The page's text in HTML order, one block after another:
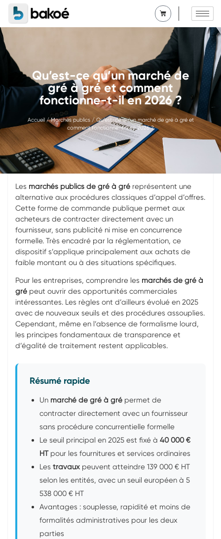
Qu’est-ce qu’un marché de
gré à gré et comment
fonctionne-t-il en 2026 ?
Accueil/Marchés publics/ Qu’est-ce qu’un marché de gré à gré et
comment fonctionne-t-il en 2026 ?
Les marchés publics de gré à gré représentent une
alternative aux procédures classiques d’appel d’offres.
Cette forme de commande publique permet aux
acheteurs de contracter directement avec un
fournisseur, sans publicité ni mise en concurrence
formelle. Très encadré par la réglementation, ce
dispositif s’applique principalement aux achats de
faible montant ou à des situations spécifiques.
Pour les entreprises, comprendre les marchés de gré à
gré peut ouvrir des opportunités commerciales
intéressantes. Les règles ont d’ailleurs évolué en 2025
avec de nouveaux seuils et des procédures assouplies.
Cependant, même en l’absence de formalisme lourd,
les principes fondamentaux de transparence et
d’égalité de traitement restent applicables.
Résumé rapide
Un marché de gré à gré permet de
contracter directement avec un fournisseur
sans procédure concurrentielle formelle
Le seuil principal en 2025 est fixé à 40 000 €
HTpour les fournitures et services ordinaires
Les travaux peuvent atteindre 139 000 € HT
selon les entités, avec un seuil européen à 5
538 000 € HT
Avantages : souplesse, rapidité et moins de
formalités administratives pour les deux
parties